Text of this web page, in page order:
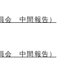
会 中間報告）
会 中間報告）